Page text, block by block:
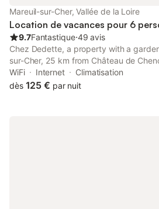
Mareuil-sur-Cher, Vallée de la Loire
Location de vacances pour 6
9.7Fantastique⋅49 avis
Chez Dedette, a property with a
sur-Cher, 25 km from Château de
Chateau de Valencay, as well as 30 km
Cheverny. The air-conditioned
WiFi Internet
Climatisation
dès 125 € par nuit